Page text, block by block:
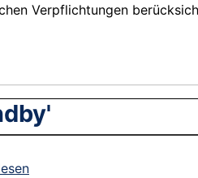
Verpflichtungen